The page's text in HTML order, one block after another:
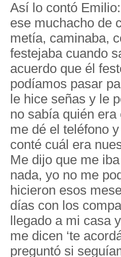
Así lo contó
ese muchacho de
metía, caminaba,
festejaba cuando
acuerdo que él
podíamos pasar
le hice señas y le
no sabía quién
me dé el teléfono
conté cuál era
Me dijo que me
nada, yo no me
hicieron esos
días con los
llegado a mi casa
me dicen ‘te
preguntó si